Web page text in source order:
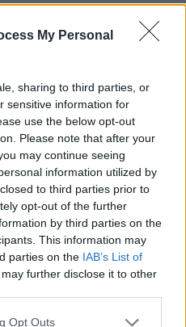
My Personal
sharing to third parties, or
sensitive information for
use the below opt-out
Please note that after your
may continue seeing
information utilized by
to third parties prior to
opt-out of the further
by third parties on the
This information may
parties on the IAB’s List of
further disclose it to other
Opt Outs
ovnen ved 160°C i 15-20
forsiktig hvelves ut og